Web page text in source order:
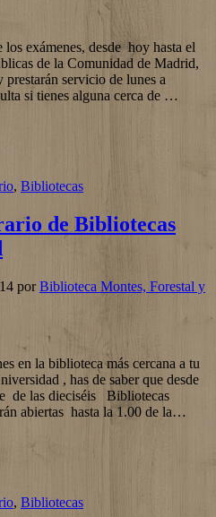
exámenes, desde hoy hasta el
de la Comunidad de Madrid,
servicio de lunes a
si tienes alguna cerca de …
, Bibliotecas
de Bibliotecas
porBiblioteca Montes, Forestal y
en la biblioteca más cercana a tu
, has de saber que desde
de las dieciséis Bibliotecas
abiertas hasta la 1.00 de la…
, Bibliotecas